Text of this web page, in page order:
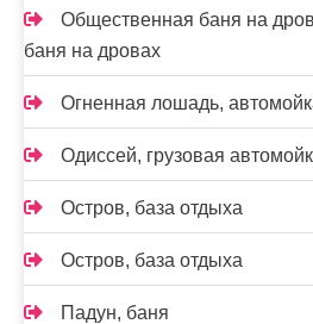
Общественная баня на
баня на дровах
Огненная лошадь,
Одиссей, грузовая
Остров, база отдыха
Остров, база отдыха
Падун, баня